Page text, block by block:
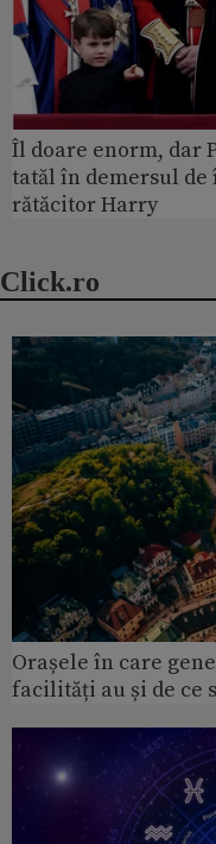
Îl doare enorm, dar
tatăl în demersul de
rătăcitor Harry
Click.ro
Orașele în care
facilități au și de ce